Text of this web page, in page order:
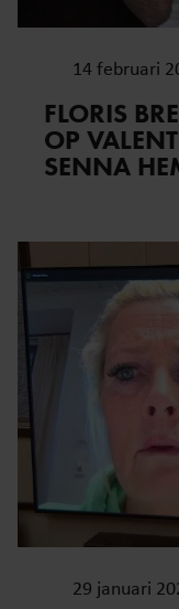
14 februari
FLORIS
OP
SENNA
29 januari